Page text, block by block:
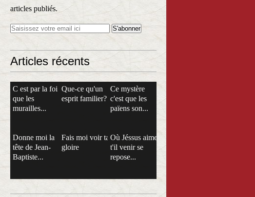
articles publiés.
Articles récents
C est par la foi
que les
murailles...
Que-ce qu'un
esprit familier?
Ce mystère
c'est que les
païens son...
Donne moi la
tête de Jean-
Baptiste...
Fais moi voir ta
gloire
Où Jéssus aime
t'il venir se
repose...